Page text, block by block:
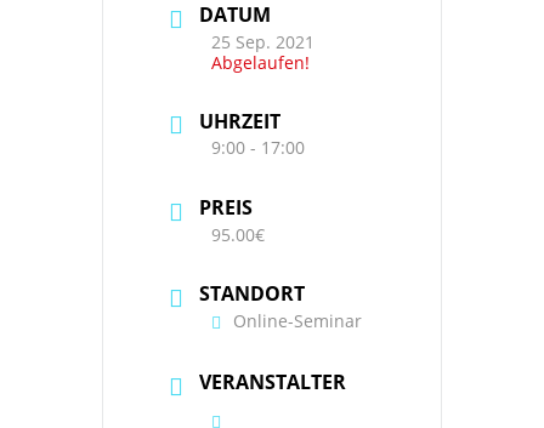
DATUM
25 Sep. 2021
Abgelaufen!
UHRZEIT
9:00 - 17:00
PREIS
95.00€
STANDORT
Online-Seminar
VERANSTALTER